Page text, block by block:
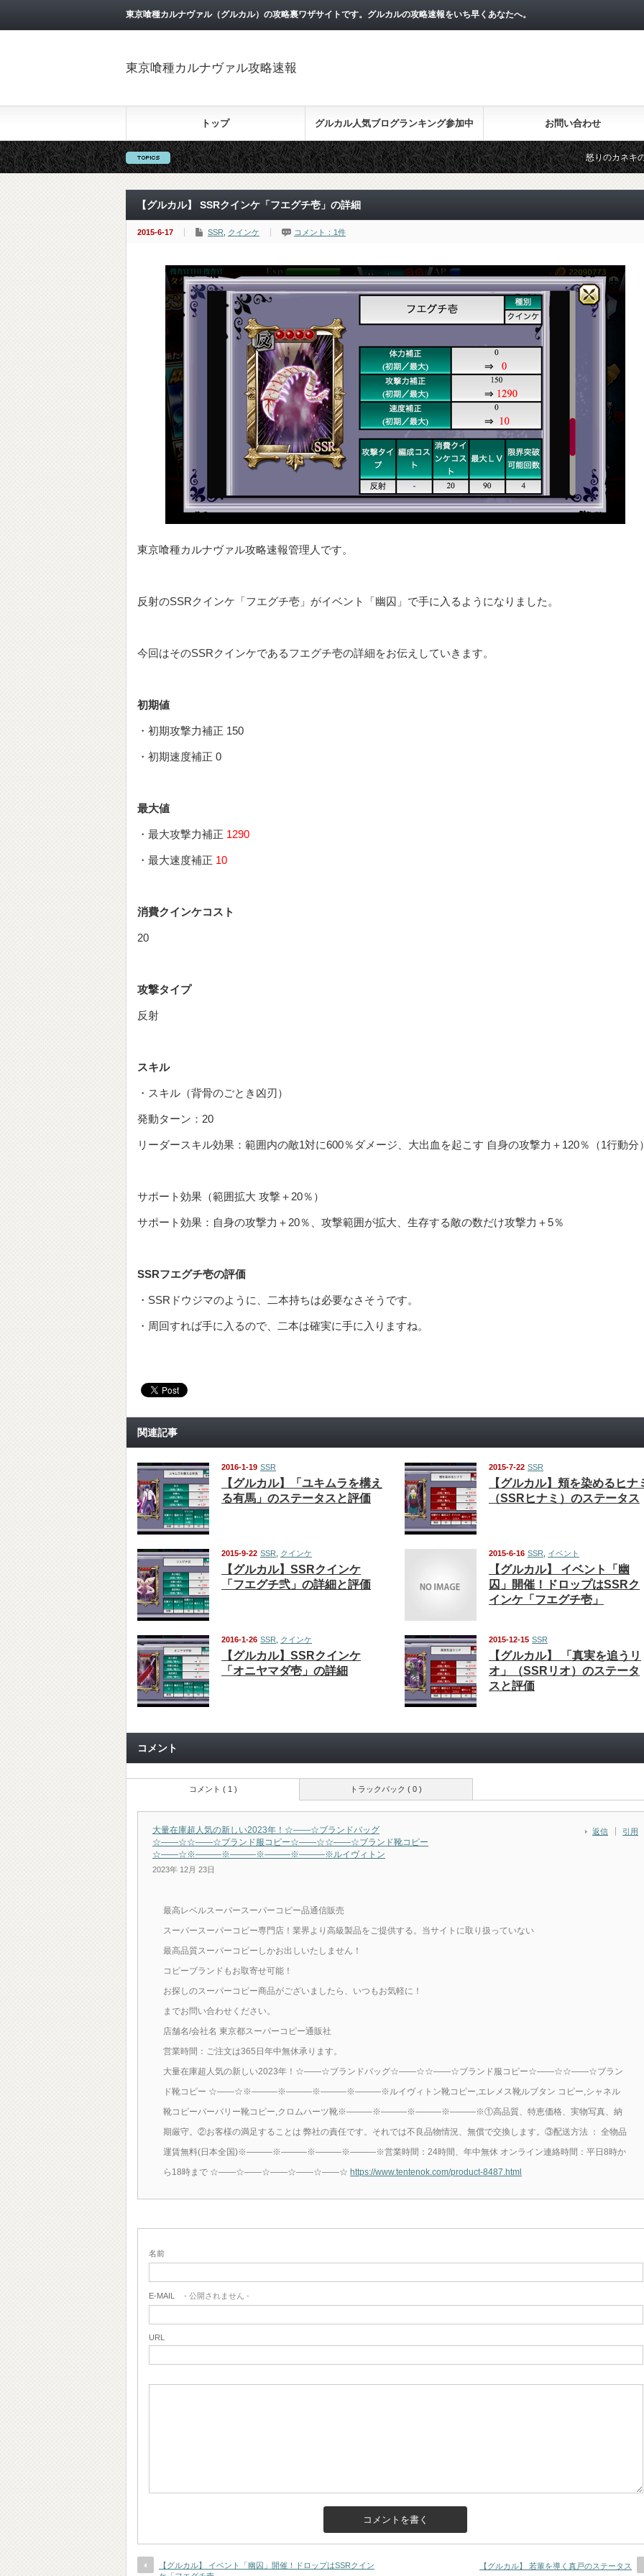
東京喰種カルナヴァル（グルカル）の攻略裏ワザサイトです。グルカルの攻略速報をいち早くあなたへ。
東京喰種カルナヴァル攻略速報
トップ グルカル人気ブログランキング参加中 お問い合わせ
怒りのカネキのステータ
【グルカル】 SSRクインケ「フエグチ壱」の詳細
2015-6-17 SSR クインケ コメント：1件
東京喰種カルナヴァル攻略速報管理人です。
反射のSSRクインケ「フエグチ壱」がイベント「幽囚」で手に入るようになりました。
今回はそのSSRクインケであるフエグチ壱の詳細をお伝えしていきます。
初期値
・初期攻撃力補正 150
・初期速度補正 0
最大値
・最大攻撃力補正 1290
・最大速度補正 10
消費クインケコスト
20
攻撃タイプ
反射
スキル
・スキル（背骨のごとき凶刃）
発動ターン：20
リーダースキル効果：範囲内の敵1対に600％ダメージ、大出血を起こす 自身の攻撃力＋120％（1行動分
サポート効果（範囲拡大 攻撃＋20％）
サポート効果：自身の攻撃力＋20％、攻撃範囲が拡大、生存する敵の数だけ攻撃力＋5％
SSRフエグチ壱の評価
・SSRドウジマのように、二本持ちは必要なさそうです。
・周回すれば手に入るので、二本は確実に手に入りますね。
関連記事
2016-1-19 SSR
【グルカル】「ユキムラを構え
る有馬」のステータスと評価
2015-7-22 SSR
【グルカル】頬を染めるヒナ
（SSRヒナミ）のステータス
2015-9-22 SSR クインケ
【グルカル】SSRクインケ
「フエグチ弐」の詳細と評価
2015-6-16 SSR イベント
【グルカル】 イベント「幽
囚」開催！ドロップはSSRク
インケ「フエグチ壱」
2016-1-26 SSR クインケ
【グルカル】SSRクインケ
「オニヤマダ壱」の詳細
2015-12-15 SSR
【グルカル】 「真実を追うリ
オ」（SSRリオ）のステータ
スと評価
コメント
トラックバック ( 0 )
コメント ( 1 )
大量在庫超人気の新しい2023年！☆――☆ブランドバッグ
☆――☆☆――☆ブランド服コピー☆――☆☆――☆ブランド靴コピー
☆――☆※―――※―――※―――※―――※ルイヴィトン
2023年 12月 23日
返信 引用
最高レベルスーパースーパーコピー品通信販売
スーパースーパーコピー専門店！業界より高級製品をご提供する。当サイトに取り扱っていない
最高品質スーパーコピーしかお出しいたしません！
コピーブランドもお取寄せ可能！
お探しのスーパーコピー商品がございましたら、いつもお気軽に！
までお問い合わせください。
店舗名/会社名 東京都スーパーコピー通販社
営業時間：ご注文は365日年中無休承ります。
大量在庫超人気の新しい2023年！☆――☆ブランドバッグ☆――☆☆――☆ブランド服コピー☆――☆☆――☆ブラン
ド靴コピー ☆――☆※―――※―――※―――※―――※ルイヴィトン靴コピー,エレメス靴ルブタン コピー,シャネル
靴コピーバーバリー靴コピー,クロムハーツ靴※―――※―――※―――※―――※①高品質、特恵価格、実物写真、納
期厳守。②お客様の満足することは 弊社の責任です。それでは不良品物情況、無償で交換します。③配送方法 ： 全物品
運賃無料(日本全国)※―――※―――※―――※―――※営業時間：24時間、年中無休 オンライン連絡時間：平日8時か
ら18時まで ☆――☆――☆――☆――☆――☆ https://www.tentenok.com/product-8487.html
名前
E-MAIL - 公開されません -
URL
【グルカル】 イベント「幽囚」開催！ドロップはSSRクイン
【グルカル】 若輩を導く真戸のステータス